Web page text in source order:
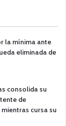
la mínima ante
eliminada de
consolida su
de
cursa su